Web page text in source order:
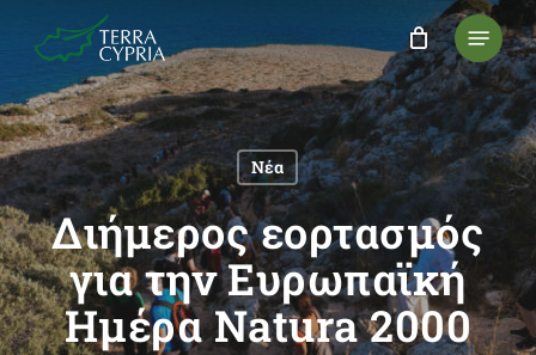
content
Menu
Νέα
Διήμερος εορτασμός
για την Ευρωπαϊκή
Ημέρα Natura 2000